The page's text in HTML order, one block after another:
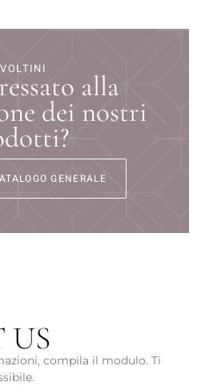
alla
dei nostri
GENERALE
US
compila il modulo. Ti